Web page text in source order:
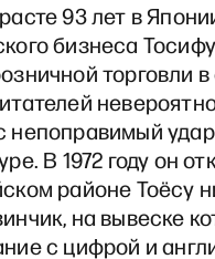
93 лет в
бизнеса
торговли
непоправимый
В 1972 году он
районе Тоёсу
на вывеске
с цифрой и